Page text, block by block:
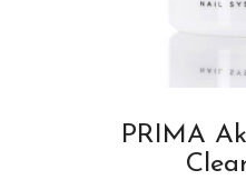
PRIMA